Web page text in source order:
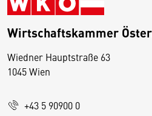
Wirtschaftskammer
Wiedner Hauptstraße 63
1045 Wien
+43 5 90900 0
D
s